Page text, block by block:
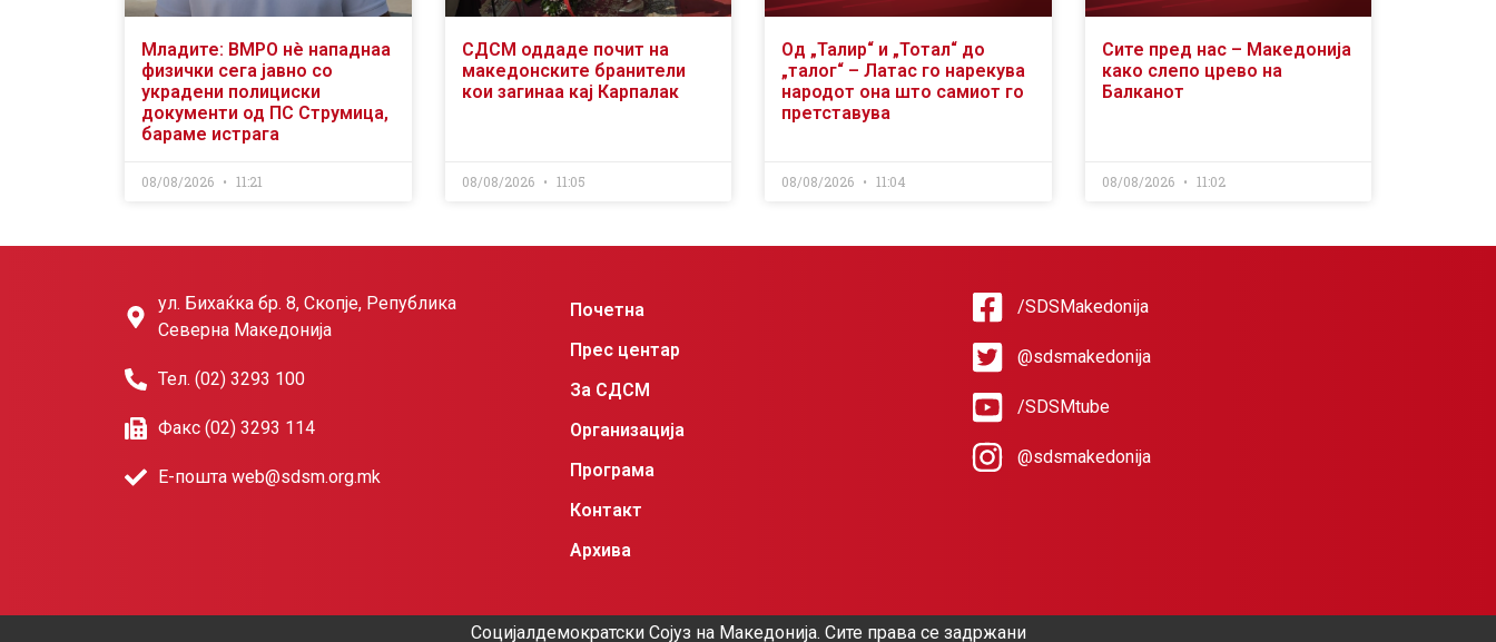
Младите: ВМРО нè нападнаа
физички сега јавно со
украдени полициски
документи од ПС Струмица,
бараме истрага
08/08/2026 11:21
СДСМ оддаде почит на
македонските бранители
кои загинаа кај Карпалак
08/08/2026 11:05
Од „Талир“ и „Тотал“ до
„талог“ – Латac го нарекува
народот она што самиот го
претставува
08/08/2026 11:04
Сите пред нас – Македонија
како слепо црево на
Балканот
08/08/2026 11:02
ул. Бихаќка бр. 8, Скопје, Република
Северна Македонија
Тел. (02) 3293 100
Факс (02) 3293 114
Е-пошта web@sdsm.org.mk
Почетна
Прес центар
За СДСМ
Организација
Програма
Контакт
Архива
/SDSMakedonija
@sdsmakedonija
/SDSMtube
@sdsmakedonija
Социјалдемократски Сојуз на Македонија. Сите права се задржани